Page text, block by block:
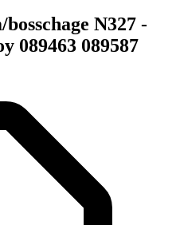
N327 -
089463 089587